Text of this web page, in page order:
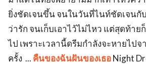
ยิ่งชัดเจนขึ้น จนในวันที่ไนท์ชัดเจนกั
ว่ารัก จนเก็บเอาไว้ไม่ไหว แต่สุดท้าย
ไป เพราะเวลานี้ดรีมกำลังจะหายไป
ครั้ง ... คืนของฉันฝันของเธอNight